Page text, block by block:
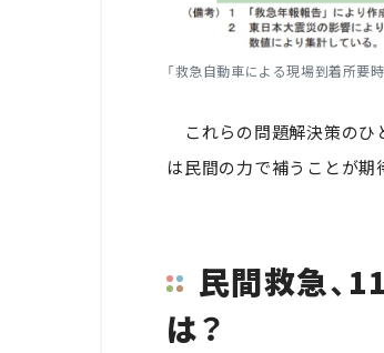
「救急自動車による現場到着所要
これらの問題解決策のひ
は民間の力で補うことが期
民間救急、
は？